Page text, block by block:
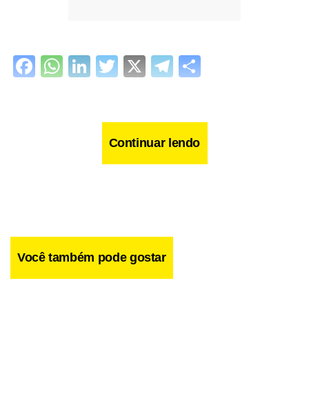
Facebook
WhatsApp
LinkedIn
Twitter
X Telegram
Continuar lendo
Você também pode gostar